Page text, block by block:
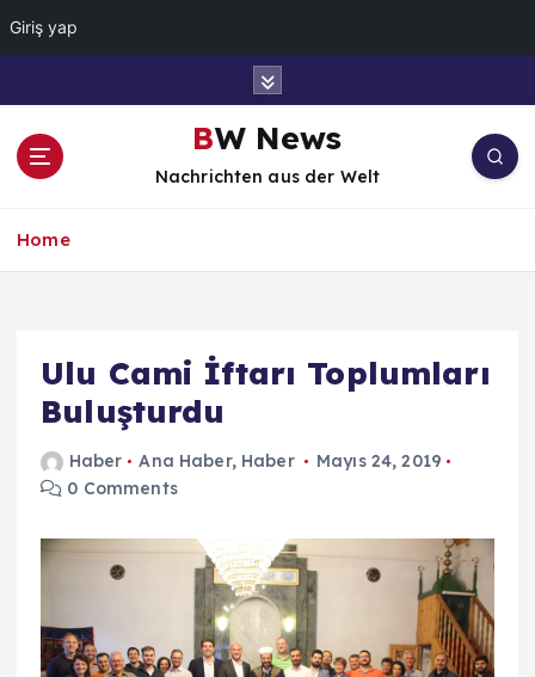
Giriş yap
BW News
Nachrichten aus der Welt
Home
Ulu Cami İftarı Toplumları
Buluşturdu
Haber Ana Haber, Haber
Mayıs 24, 2019
0 Comments